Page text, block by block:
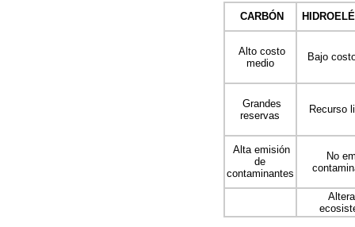
CARBÓN
Alto costo
medio
Bajo
Grandes
reservas
Recurso
Alta emisión
de
contaminantes
No